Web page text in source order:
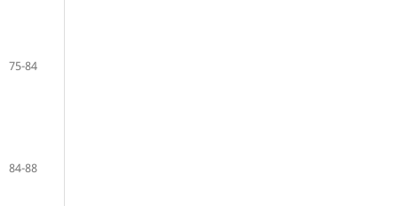
75-84
84-88